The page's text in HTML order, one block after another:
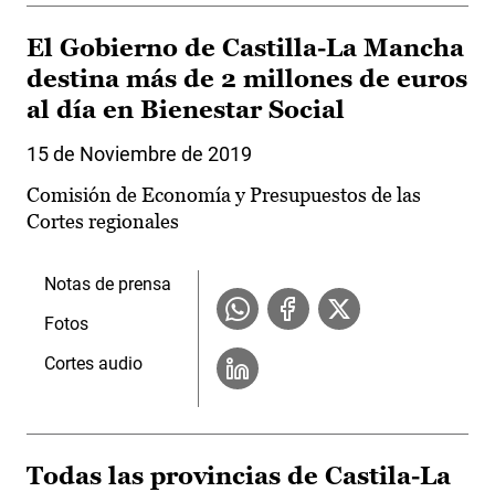
El Gobierno de Castilla-La Mancha
destina más de 2 millones de euros
al día en Bienestar Social
15 de Noviembre de 2019
Comisión de Economía y Presupuestos de las
Cortes regionales
Notas de prensa
Fotos
Cortes audio
Todas las provincias de Castila-La